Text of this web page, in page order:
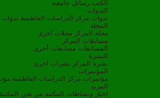
الكتب رسائل جامعية
الندوات
ندوات مركز الدراسات الفاطمية
المجلة
مجلة المركز مجلات اخرى
مسابقات المركز
المسابقات مسابقات أخرى
النشرة
نشرة المركز نشرات اخرى
المؤتمرات
مؤتمرات مركز الدراسات الفاطمية
المزيد
اخبار ونشاطات
المكتبة من نحن